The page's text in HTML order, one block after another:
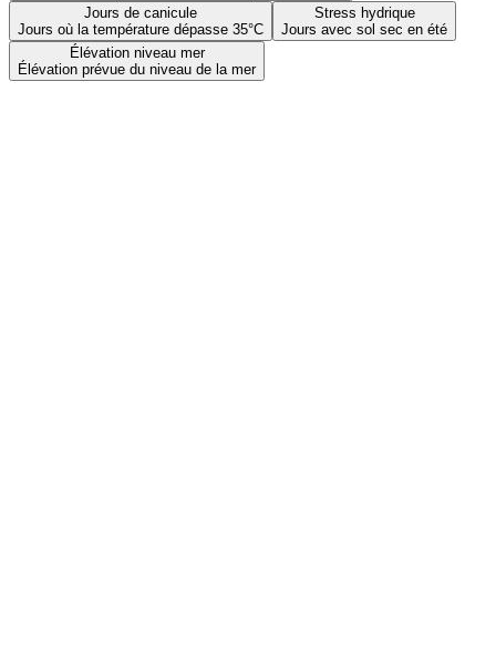
Jours de canicule
Jours où la température dépasse 35°C
Stress hydrique
Jours avec sol sec en été
Élévation niveau mer
Élévation prévue du niveau de la mer